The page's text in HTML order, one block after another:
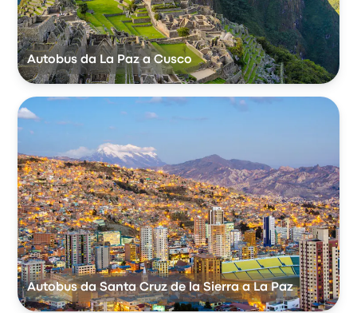
Autobus da La Paz a Cusco
Autobus da Santa Cruz de la Sierra a La Paz